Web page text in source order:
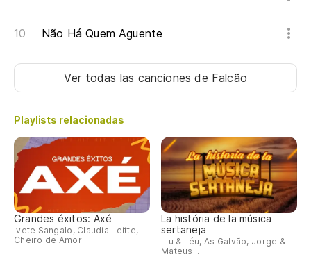
Não Há Quem Aguente
Ver todas las cancionesde Falcão
Playlists relacionadas
Grandes éxitos: Axé
Ivete Sangalo, Claudia Leitte,
Cheiro de Amor...
La história de la música
sertaneja
Liu & Léu, As Galvão, Jorge &
Mateus...